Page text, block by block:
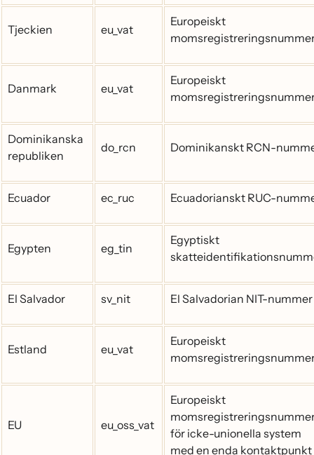
Tjeckien eu_vat
Europeiskt
Danmark eu_vat
Europeiskt
Dominikanska
republiken
do_rcn Dominikanskt RCN-
Ecuador ec_ruc Ecuadorianskt RUC-
Egypten eg_tin
Egyptiskt
El Salvador sv_nit El Salvadorian NIT-nummer
Estland eu_vat
Europeiskt
EU eu_oss_vat
Europeiskt
för icke-unionella system
med en enda kontaktpunkt